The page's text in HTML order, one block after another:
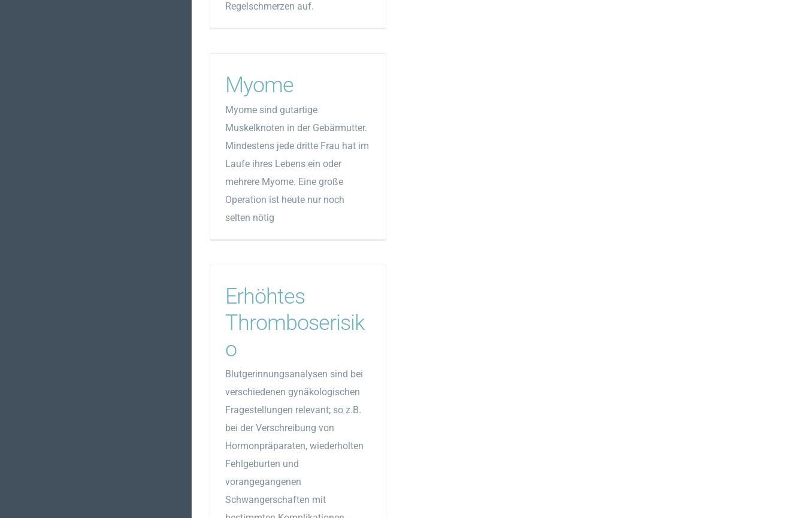
Regelschmerzen auf.
Myome
Myome sind gutartige
Muskelknoten in der Gebärmutter.
Mindestens jede dritte Frau hat im
Laufe ihres Lebens ein oder
mehrere Myome. Eine große
Operation ist heute nur noch
selten nötig
Erhöhtes
Thromboserisik
o
Blutgerinnungsanalysen sind bei
verschiedenen gynäkologischen
Fragestellungen relevant; so z.B.
bei der Verschreibung von
Hormonpräparaten, wiederholten
Fehlgeburten und
vorangegangenen
Schwangerschaften mit